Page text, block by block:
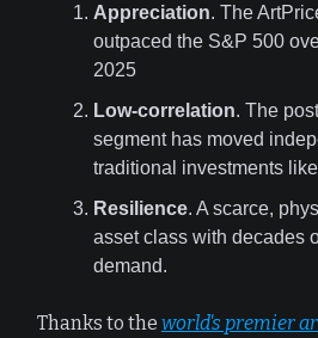
Appreciation. The
outpaced the S&P 500
2025
Low-correlation. The
segment has moved
traditional investments
Resilience. A scarce,
asset class with decades
demand.
Thanks to the world's premier